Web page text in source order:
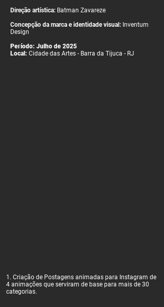
Direção artística: Batman Zavareze
Concepção da marca e identidade visual: Inventum
Design
Período: Julho de 2025
Local: Cidade das Artes - Barra da Tijuca - RJ
1. Criação de Postagens animadas para Instagram de
4 animações que serviram de base para mais de 30
categorias.